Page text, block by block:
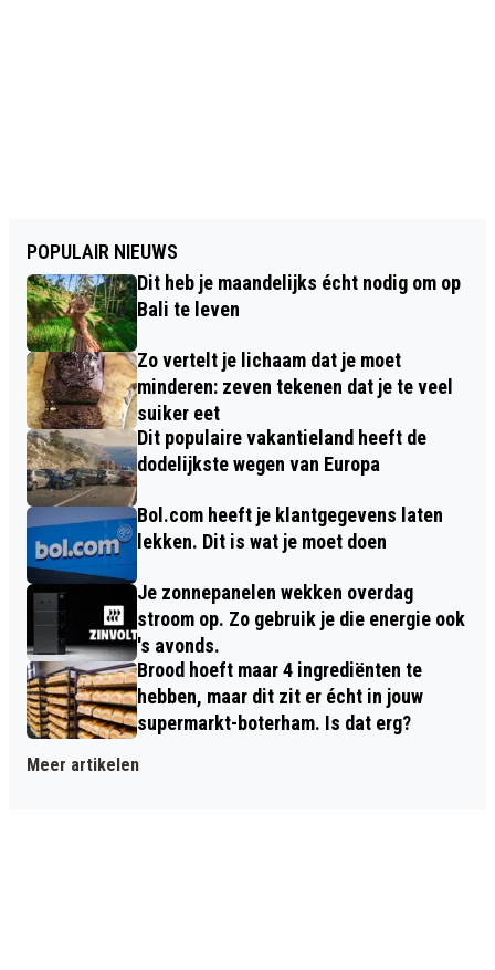
POPULAIR NIEUWS
Dit heb je maandelijks écht nodig om op
Bali te leven
Zo vertelt je lichaam dat je moet
minderen: zeven tekenen dat je te veel
suiker eet
Dit populaire vakantieland heeft de
dodelijkste wegen van Europa
Bol.com heeft je klantgegevens laten
lekken. Dit is wat je moet doen
Je zonnepanelen wekken overdag
stroom op. Zo gebruik je die energie ook
's avonds.
Brood hoeft maar 4 ingrediënten te
hebben, maar dit zit er écht in jouw
supermarkt-boterham. Is dat erg?
Meer artikelen